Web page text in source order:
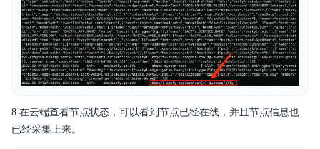
8.在云端查看节点状态，可以看到节点已经在线，并且节点信息也
已经采集上来。